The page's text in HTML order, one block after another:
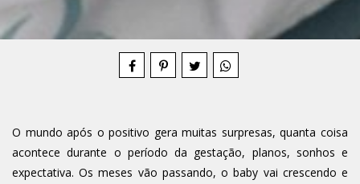
O mundo após o positivo gera muitas surpresas, quanta coisa
acontece durante o período da gestação, planos, sonhos e
expectativa. Os meses vão passando, o baby vai crescendo e